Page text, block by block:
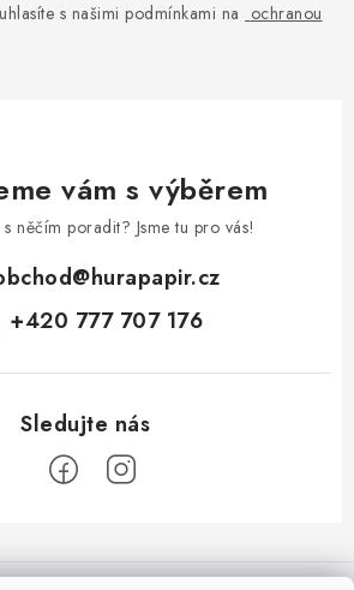
s našimi podmínkami na ochranou
vám s výběrem
něčím poradit? Jsme tu pro vás!
@hurapapir.cz
+420 777 707 176